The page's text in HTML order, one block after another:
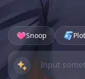
Snoop